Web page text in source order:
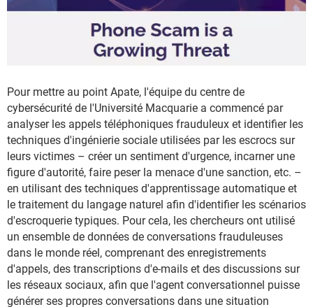
Pour mettre au point Apate, l'équipe du centre de
cybersécurité de l'Université Macquarie a commencé par
analyser les appels téléphoniques frauduleux et identifier les
techniques d'ingénierie sociale utilisées par les escrocs sur
leurs victimes – créer un sentiment d'urgence, incarner une
figure d'autorité, faire peser la menace d'une sanction, etc. –
en utilisant des techniques d'apprentissage automatique et
le traitement du langage naturel afin d'identifier les scénarios
d'escroquerie typiques. Pour cela, les chercheurs ont utilisé
un ensemble de données de conversations frauduleuses
dans le monde réel, comprenant des enregistrements
d'appels, des transcriptions d'e-mails et des discussions sur
les réseaux sociaux, afin que l'agent conversationnel puisse
générer ses propres conversations dans une situation